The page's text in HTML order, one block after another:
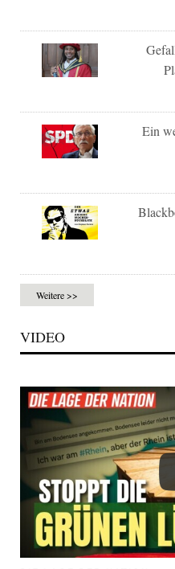
Ein
Weitere >>
VIDEO